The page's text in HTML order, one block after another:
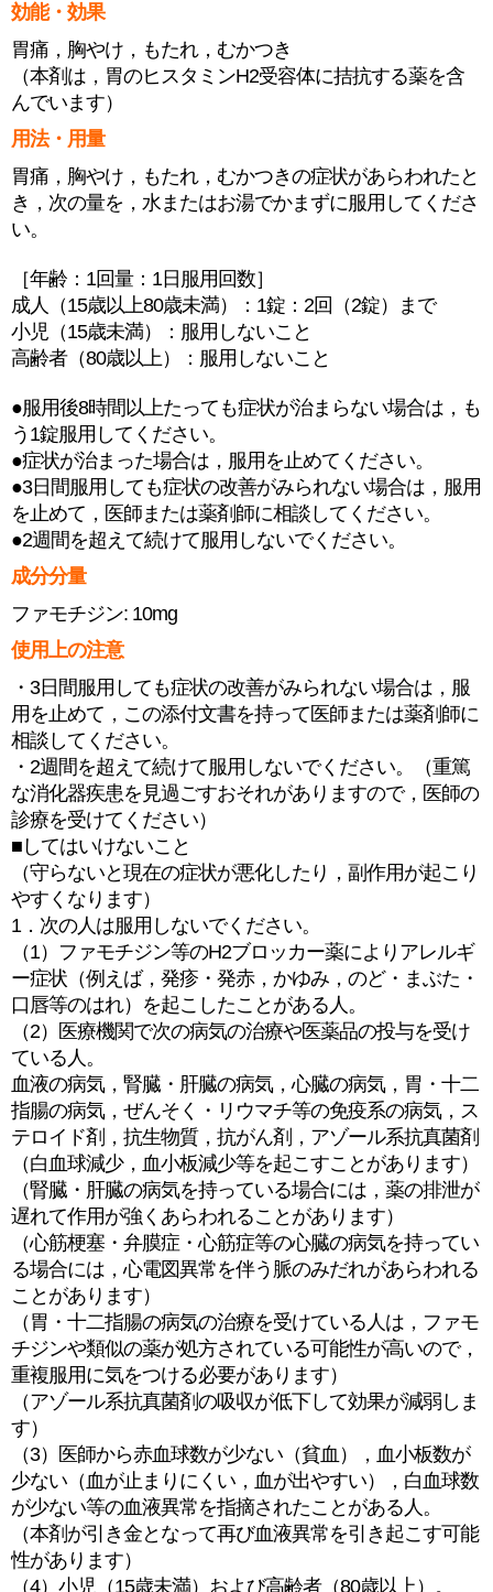
効能・効果
胃痛，胸やけ，もたれ，むかつき
（本剤は，胃のヒスタミンH2受容体に拮抗する薬を含
んでいます）
用法・用量
胃痛，胸やけ，もたれ，むかつきの症状があらわれたと
き，次の量を，水またはお湯でかまずに服用してくださ
い。
［年齢：1回量：1日服用回数］
成人（15歳以上80歳未満）：1錠：2回（2錠）まで
小児（15歳未満）：服用しないこと
高齢者（80歳以上）：服用しないこと
●服用後8時間以上たっても症状が治まらない場合は，も
う1錠服用してください。
●症状が治まった場合は，服用を止めてください。
●3日間服用しても症状の改善がみられない場合は，服用
を止めて，医師または薬剤師に相談してください。
●2週間を超えて続けて服用しないでください。
成分分量
ファモチジン: 10mg
使用上の注意
・3日間服用しても症状の改善がみられない場合は，服
用を止めて，この添付文書を持って医師または薬剤師に
相談してください。
・2週間を超えて続けて服用しないでください。（重篤
な消化器疾患を見過ごすおそれがありますので，医師の
診療を受けてください）
■してはいけないこと
（守らないと現在の症状が悪化したり，副作用が起こり
やすくなります）
1．次の人は服用しないでください。
（1）ファモチジン等のH2ブロッカー薬によりアレルギ
ー症状（例えば，発疹・発赤，かゆみ，のど・まぶた・
口唇等のはれ）を起こしたことがある人。
（2）医療機関で次の病気の治療や医薬品の投与を受け
ている人。
血液の病気，腎臓・肝臓の病気，心臓の病気，胃・十二
指腸の病気，ぜんそく・リウマチ等の免疫系の病気，ス
テロイド剤，抗生物質，抗がん剤，アゾール系抗真菌剤
（白血球減少，血小板減少等を起こすことがあります）
（腎臓・肝臓の病気を持っている場合には，薬の排泄が
遅れて作用が強くあらわれることがあります）
（心筋梗塞・弁膜症・心筋症等の心臓の病気を持ってい
る場合には，心電図異常を伴う脈のみだれがあらわれる
ことがあります）
（胃・十二指腸の病気の治療を受けている人は，ファモ
チジンや類似の薬が処方されている可能性が高いので，
重複服用に気をつける必要があります）
（アゾール系抗真菌剤の吸収が低下して効果が減弱しま
す）
（3）医師から赤血球数が少ない（貧血），血小板数が
少ない（血が止まりにくい，血が出やすい），白血球数
が少ない等の血液異常を指摘されたことがある人。
（本剤が引き金となって再び血液異常を引き起こす可能
性があります）
（4）小児（15歳未満）および高齢者（80歳以上）。